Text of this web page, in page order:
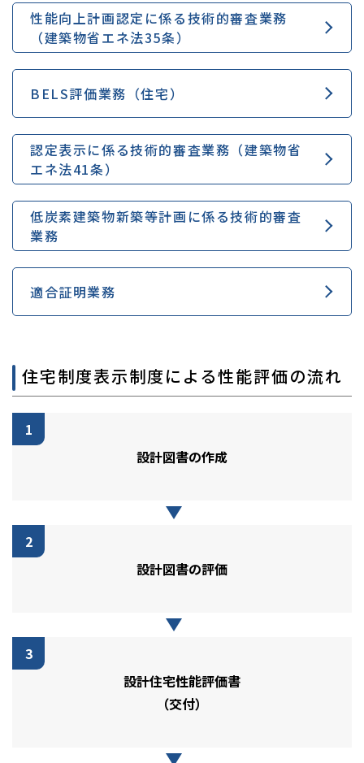
性能向上計画認定に係る技術的審査業務
（建築物省エネ法35条）
BELS評価業務（住宅）
認定表示に係る技術的審査業務（建築物省
エネ法41条）
低炭素建築物新築等計画に係る技術的審査
業務
適合証明業務
住宅制度表示制度による性能評価の流れ
1
設計図書の作成
2
設計図書の評価
3
設計住宅性能評価書
（交付）